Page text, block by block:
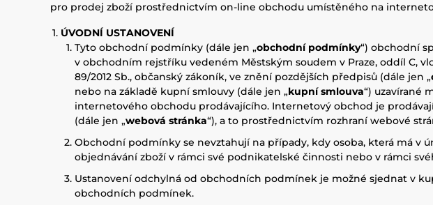
pro prodej zboží prostřednictvím on-line obchodu umístěného na
ÚVODNÍ USTANOVENÍ
Tyto obchodní podmínky (dále jen „obchodní podmínky“) obchodní
v obchodním rejstříku vedeném Městským soudem v Praze, oddíl C,
89/2012 Sb., občanský zákoník, ve znění pozdějších předpisů (dále jen „
nebo na základě kupní smlouvy (dále jen „kupní smlouva“) uzavírané
internetového obchodu prodávajícího. Internetový obchod je
(dále jen „webová stránka“), a to prostřednictvím rozhraní webové
Obchodní podmínky se nevztahují na případy, kdy osoba, která má v
objednávání zboží v rámci své podnikatelské činnosti nebo v rámci
Ustanovení odchylná od obchodních podmínek je možné sjednat v
obchodních podmínek.